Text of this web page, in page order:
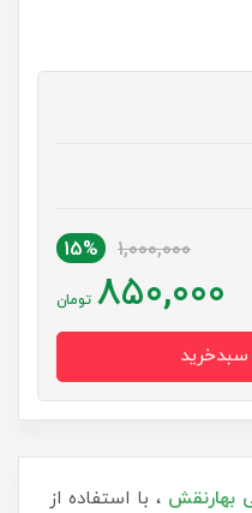
1,000,000
15%
850,000 تومان
بهارنقش ، با استفاده از